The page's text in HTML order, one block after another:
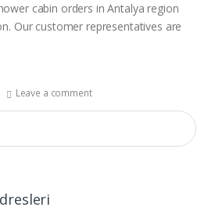
cabin orders in Antalya region
Our customer representatives are
Leave a comment